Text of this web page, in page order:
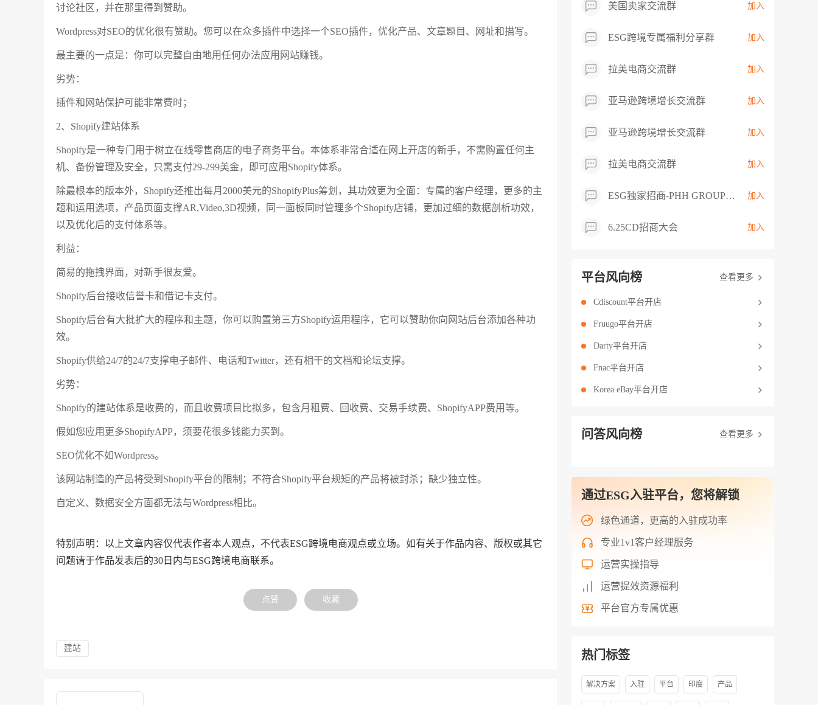
讨论社区，并在那里得到赞助。
Wordpress对SEO的优化很有赞助。您可以在众多插件中选择一个SEO插件，优化产品、文章题目、网址和描写。
最主要的一点是：你可以完整自由地用任何办法应用网站赚钱。
劣势：
插件和网站保护可能非常费时；
2、Shopify建站体系
Shopify是一种专门用于树立在线零售商店的电子商务平台。本体系非常合适在网上开店的新手，不需购置任何主
机、备份管理及安全，只需支付29-299美金，即可应用Shopify体系。
除最根本的版本外，Shopify还推出每月2000美元的ShopifyPlus筹划，其功效更为全面：专属的客户经理，更多的主
题和运用选项，产品页面支撑AR,Video,3D视频，同一面板同时管理多个Shopify店铺，更加过细的数据剖析功效，
以及优化后的支付体系等。
利益：
简易的拖拽界面，对新手很友爱。
Shopify后台接收信誉卡和借记卡支付。
Shopify后台有大批扩大的程序和主题，你可以购置第三方Shopify运用程序，它可以赞助你向网站后台添加各种功
效。
Shopify供给24/7的24/7支撑电子邮件、电话和Twitter，还有相干的文档和论坛支撑。
劣势：
Shopify的建站体系是收费的，而且收费项目比拟多，包含月租费、回收费、交易手续费、ShopifyAPP费用等。
假如您应用更多ShopifyAPP，须要花很多钱能力买到。
SEO优化不如Wordpress。
该网站制造的产品将受到Shopify平台的限制；不符合Shopify平台规矩的产品将被封杀；缺少独立性。
自定义、数据安全方面都无法与Wordpress相比。
特别声明：以上文章内容仅代表作者本人观点，不代表ESG跨境电商观点或立场。如有关于作品内容、版权或其它
问题请于作品发表后的30日内与ESG跨境电商联系。
点赞 收藏
建站
美国卖家交流群 加入
ESG跨境专属福利分享群 加入
拉美电商交流群 加入
亚马逊跨境增长交流群 加入
亚马逊跨境增长交流群 加入
拉美电商交流群 加入
ESG独家招商-PHH GROUP卖家交流群 加入
6.25CD招商大会 加入
平台风向榜 查看更多
Cdiscount平台开店
Fruugo平台开店
Darty平台开店
Fnac平台开店
Korea eBay平台开店
问答风向榜 查看更多
通过ESG入驻平台，您将解锁
绿色通道，更高的入驻成功率
专业1v1客户经理服务
运营实操指导
运营提效资源福利
平台官方专属优惠
热门标签
解决方案 入驻 平台 印度 产品